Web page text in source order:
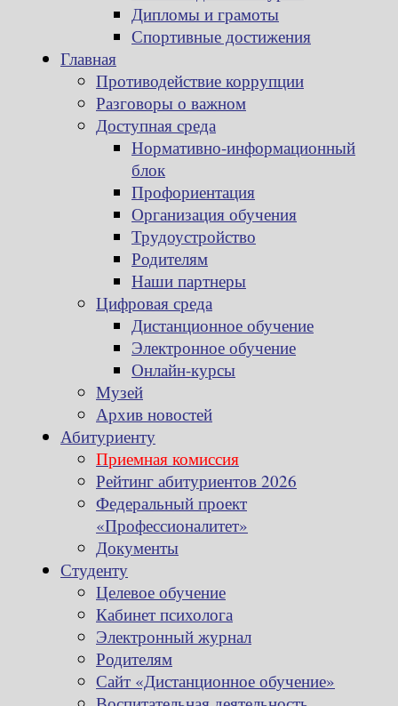
Дипломы и грамоты
Спортивные достижения
Главная
Противодействие коррупции
Разговоры о важном
Доступная среда
Нормативно-информационный
блок
Профориентация
Организация обучения
Трудоустройство
Родителям
Наши партнеры
Цифровая среда
Дистанционное обучение
Электронное обучение
Онлайн-курсы
Музей
Архив новостей
Абитуриенту
Приемная комиссия
Рейтинг абитуриентов 2026
Федеральный проект
«Профессионалитет»
Документы
Студенту
Целевое обучение
Кабинет психолога
Электронный журнал
Родителям
Сайт «Дистанционное обучение»